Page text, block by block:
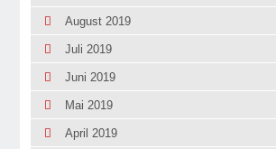
August 2019
Juli 2019
Juni 2019
Mai 2019
April 2019